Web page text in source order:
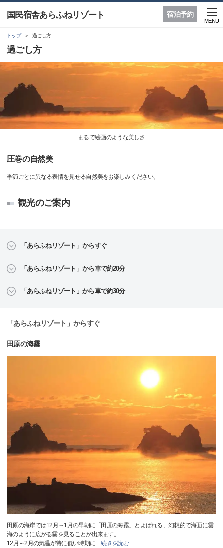
宿泊予約
国民宿舎あらふねリゾート
MENU
トップ 過ごし方
過ごし方
まるで絵画のような美しさ
圧巻の自然美
季節ごとに異なる表情を見せる自然美をお楽しみください。
観光のご案内
「あらふねリゾート」からすぐ
「あらふねリゾート」から車で約20分
「あらふねリゾート」から車で約30分
「あらふねリゾート」からすぐ
田原の海霧
田原の海岸では12月～1月の早朝に「田原の海霧」とよばれる、幻想的で海面に雲
海のように広がる霧を見ることが出来ます。
12月～2月の気温が特に低い時期に…続きを読む